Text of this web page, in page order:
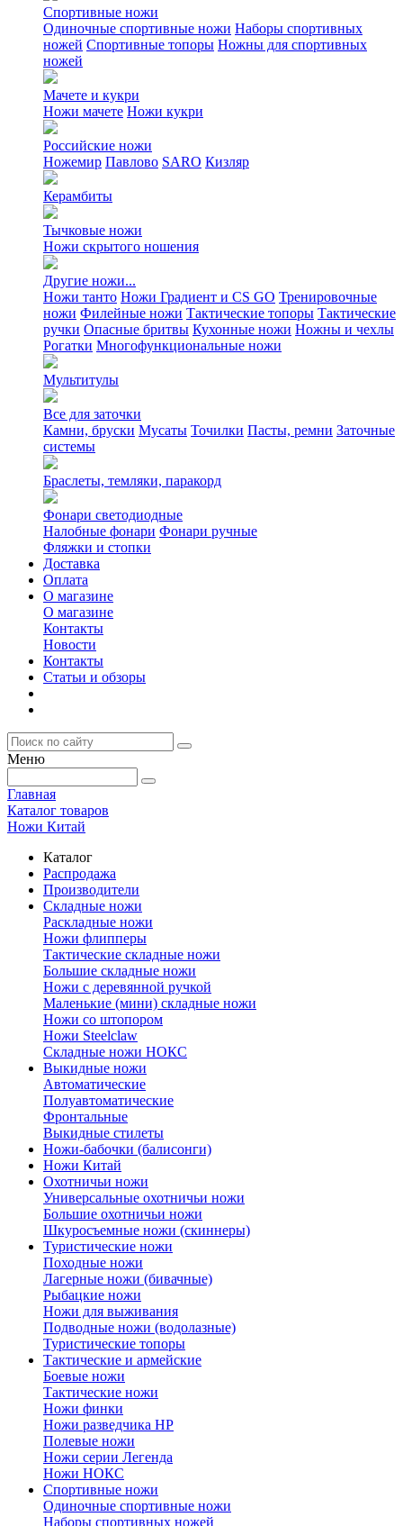
Спортивные ножи
Одиночные спортивные ножи Наборы спортивных
ножей Спортивные топоры Ножны для спортивных
ножей
Мачете и кукри
Ножи мачете Ножи кукри
Российские ножи
Ножемир Павлово SARO Кизляр
Керамбиты
Тычковые ножи
Ножи скрытого ношения
Другие ножи...
Ножи танто Ножи Градиент и CS GO Тренировочные
ножи Филейные ножи Тактические топоры Тактические
ручки Опасные бритвы Кухонные ножи Ножны и чехлы
Рогатки Многофункциональные ножи
Мультитулы
Все для заточки
Камни, бруски Мусаты Точилки Пасты, ремни Заточные
системы
Браслеты, темляки, паракорд
Фонари светодиодные
Налобные фонари Фонари ручные
Фляжки и стопки
Доставка
Оплата
О магазине
О магазине
Контакты
Новости
Контакты
Статьи и обзоры
Меню
Главная
Каталог товаров
Ножи Китай
Каталог
Распродажа
Производители
Складные ножи
Раскладные ножи
Ножи флипперы
Тактические складные ножи
Большие складные ножи
Ножи с деревянной ручкой
Маленькие (мини) складные ножи
Ножи со штопором
Ножи Steelclaw
Складные ножи НОКС
Выкидные ножи
Автоматические
Полуавтоматические
Фронтальные
Выкидные стилеты
Ножи-бабочки (балисонги)
Ножи Китай
Охотничьи ножи
Универсальные охотничьи ножи
Большие охотничьи ножи
Шкуросъемные ножи (скиннеры)
Туристические ножи
Походные ножи
Лагерные ножи (бивачные)
Рыбацкие ножи
Ножи для выживания
Подводные ножи (водолазные)
Туристические топоры
Тактические и армейские
Боевые ножи
Тактические ножи
Ножи финки
Ножи разведчика НР
Полевые ножи
Ножи серии Легенда
Ножи НОКС
Спортивные ножи
Одиночные спортивные ножи
Наборы спортивных ножей